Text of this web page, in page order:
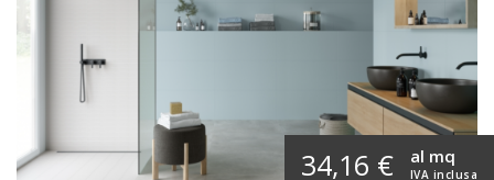
34,16 € IVA inclusa
al mq